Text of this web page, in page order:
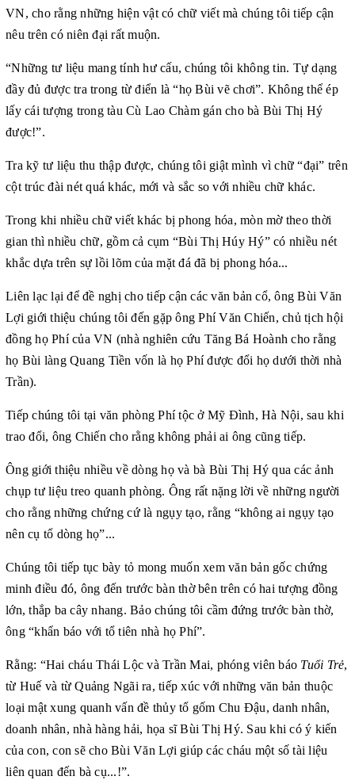
VN, cho rằng những hiện vật có chữ viết mà chúng tôi tiếp cận
nêu trên có niên đại rất muộn.
“Những tư liệu mang tính hư cấu, chúng tôi không tin. Tự dạng
đầy đủ được tra trong từ điển là “họ Bùi vẽ chơi”. Không thể ép
lấy cái tượng trong tàu Cù Lao Chàm gán cho bà Bùi Thị Hý
được!”.
Tra kỹ tư liệu thu thập được, chúng tôi giật mình vì chữ “đại” trên
cột trúc đài nét quá khác, mới và sắc so với nhiều chữ khác.
Trong khi nhiều chữ viết khác bị phong hóa, mòn mờ theo thời
gian thì nhiều chữ, gồm cả cụm “Bùi Thị Húy Hý” có nhiều nét
khắc dựa trên sự lồi lõm của mặt đá đã bị phong hóa...
Liên lạc lại để đề nghị cho tiếp cận các văn bản cổ, ông Bùi Văn
Lợi giới thiệu chúng tôi đến gặp ông Phí Văn Chiến, chủ tịch hội
đồng họ Phí của VN (nhà nghiên cứu Tăng Bá Hoành cho rằng
họ Bùi làng Quang Tiền vốn là họ Phí được đổi họ dưới thời nhà
Trần).
Tiếp chúng tôi tại văn phòng Phí tộc ở Mỹ Đình, Hà Nội, sau khi
trao đổi, ông Chiến cho rằng không phải ai ông cũng tiếp.
Ông giới thiệu nhiều về dòng họ và bà Bùi Thị Hý qua các ảnh
chụp tư liệu treo quanh phòng. Ông rất nặng lời về những người
cho rằng những chứng cứ là ngụy tạo, rằng “không ai ngụy tạo
nên cụ tổ dòng họ”...
Chúng tôi tiếp tục bày tỏ mong muốn xem văn bản gốc chứng
minh điều đó, ông đến trước bàn thờ bên trên có hai tượng đồng
lớn, thắp ba cây nhang. Bảo chúng tôi cầm đứng trước bàn thờ,
ông “khẩn báo với tổ tiên nhà họ Phí”.
Rằng: “Hai cháu Thái Lộc và Trần Mai, phóng viên báo Tuổi Trẻ,
từ Huế và từ Quảng Ngãi ra, tiếp xúc với những văn bản thuộc
loại mật xung quanh vấn đề thủy tổ gốm Chu Đậu, danh nhân,
doanh nhân, nhà hàng hải, họa sĩ Bùi Thị Hý. Sau khi có ý kiến
của con, con sẽ cho Bùi Văn Lợi giúp các cháu một số tài liệu
liên quan đến bà cụ...!”.